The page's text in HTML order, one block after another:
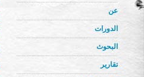
عن
الدورات
البحوث
تقارير